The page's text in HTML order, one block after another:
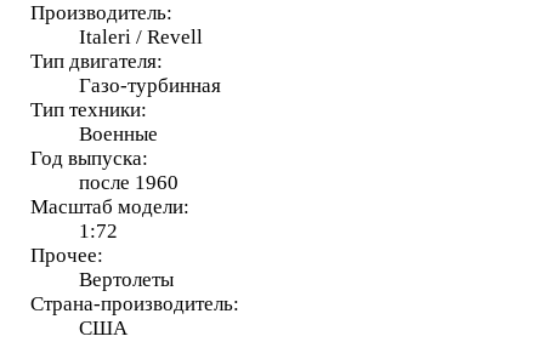
Производитель:
Italeri / Revell
Тип двигателя:
Газо-турбинная
Тип техники:
Военные
Год выпуска:
после 1960
Масштаб модели:
1:72
Прочее:
Вертолеты
Страна-производитель:
США